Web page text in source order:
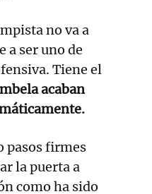
no va a
a ser uno de
Tiene el
acaban
pasos firmes
la puerta a
como ha sido